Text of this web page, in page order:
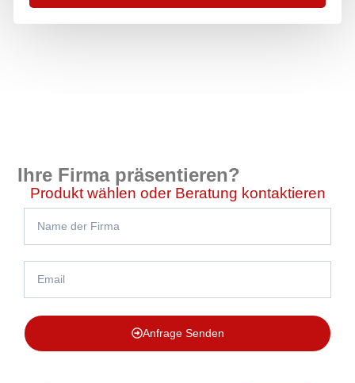
Ihre Firma präsentieren?
Produkt wählen oder Beratung kontaktieren
Anfrage Senden